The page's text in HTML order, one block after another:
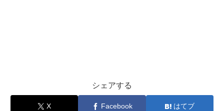
シェアする
X Facebook はてブ